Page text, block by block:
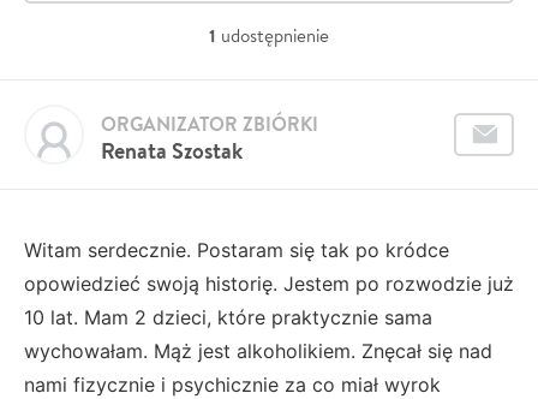
1 udostępnienie
Renata Szostak
ORGANIZATOR ZBIÓRKI
Witam serdecznie. Postaram się tak po kródce
opowiedzieć swoją historię. Jestem po rozwodzie już
10 lat. Mam 2 dzieci, które praktycznie sama
wychowałam. Mąż jest alkoholikiem. Znęcał się nad
nami fizycznie i psychicznie za co miał wyrok